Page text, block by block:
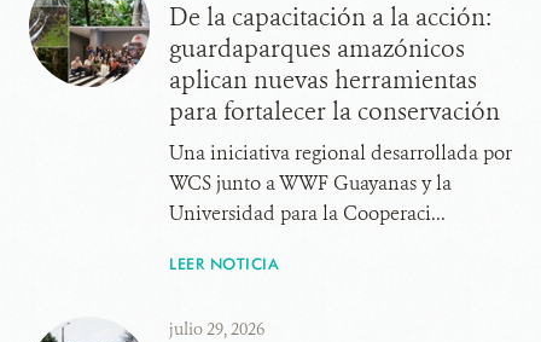
De la capacitación a la acción:
guardaparques amazónicos
aplican nuevas herramientas
para fortalecer la conservación
Una iniciativa regional desarrollada por
WCS junto a WWF Guayanas y la
Universidad para la Cooperaci...
LEER NOTICIA
julio 29, 2026